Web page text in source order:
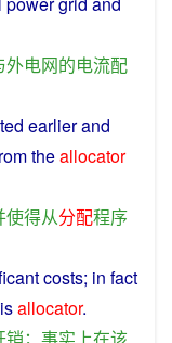
外电网的电流配
earlierand
theallocator
使得从分配程序
costs; in fact
allocator.